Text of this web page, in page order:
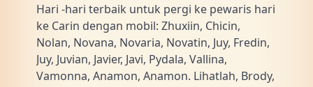
Hari -hari terbaik untuk pergi ke pewaris hari
ke Carin dengan mobil: Zhuxiin, Chicin,
Nolan, Novana, Novaria, Novatin, Juy, Fredin,
Juy, Juvian, Javier, Javi, Pydala, Vallina,
Vamonna, Anamon, Anamon. Lihatlah, Brody,